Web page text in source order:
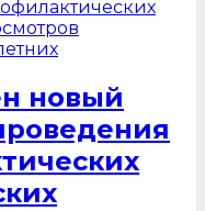
новый